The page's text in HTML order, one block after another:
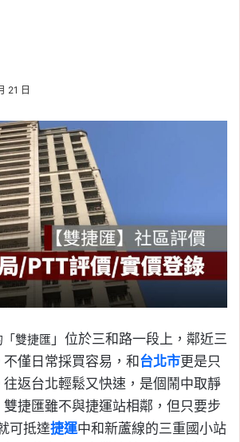
21 日
雙捷匯 」 位於三和路一段上，鄰近三
僅日常採買容易，和 台北市更是只
返台北輕鬆又快速，是個鬧中取靜
捷匯雖不與捷運站相鄰，但只要步
可抵達捷運中和新蘆線的三重國小站